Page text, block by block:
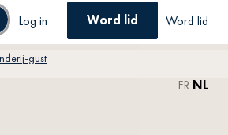
Log in Word lid Word lid
FR NL
gust